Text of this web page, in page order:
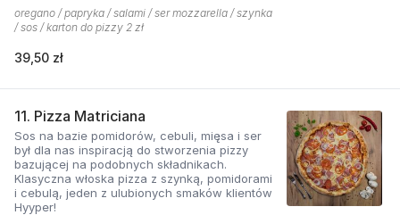
oregano / papryka / salami / ser mozzarella / szynka
/ sos / karton do pizzy 2 zł
39,50 zł
11. Pizza Matriciana
Sos na bazie pomidorów, cebuli, mięsa i ser
był dla nas inspiracją do stworzenia pizzy
bazującej na podobnych składnikach.
Klasyczna włoska pizza z szynką, pomidorami
i cebulą, jeden z ulubionych smaków klientów
Hyyper!